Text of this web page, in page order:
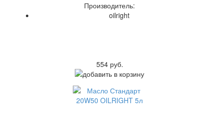
Производитель:
oilright
554 руб.